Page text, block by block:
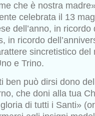
che è nostra
celebrata il 13
dell’anno, in
in ricordo
sincretistico del
e Trino.
ben può dirsi dono
che doni alla tua
di tutti i Santi»